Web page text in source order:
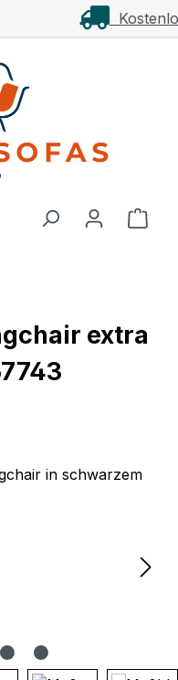
ab 1.000€**
extra